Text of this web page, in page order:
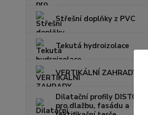
Střešní doplňky z PVC
Tekutá hydroizolace
VERTIKÁLNÍ ZAHRADY
Dilatační profily DISTO
pro dlažbu, fasádu a